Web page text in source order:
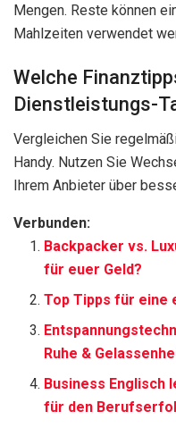
Mengen. Reste können
Mahlzeiten verwendet
Welche
Dienstleistungs-
Vergleichen Sie
Handy. Nutzen Sie
Ihrem Anbieter über
Verbunden:
Backpacker vs.
für euer Geld?
Top Tipps für eine
Ruhe &
Business Englisch
für den